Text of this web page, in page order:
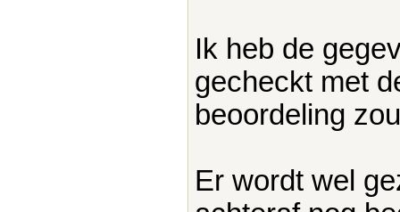
Ik heb de
gecheckt met
beoordeling
Er wordt wel